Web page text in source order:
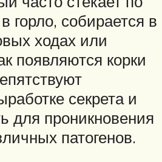
горло, собирается в
ходах или
появляются корки
секрета и
для проникновения
патогенов.